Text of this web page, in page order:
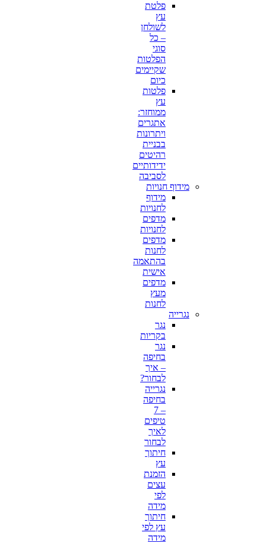
פלטת
עץ
לשולחן
– כל
סוגי
הפלטות
שקיימים
כיום
פלטות
עץ
ממוחזר:
אתגרים
ויתרונות
בבניית
רהיטים
ידידותיים
לסביבה
מידוף חנויות
מידוף
לחנויות
מדפים
לחנויות
מדפים
לחנות
בהתאמה
אישית
מדפים
מעץ
לחנות
נגרייה
נגר
בקריות
נגר
בחיפה
– איך
לבחור?
נגרייה
בחיפה
– 7
טיפים
לאיך
לבחור
חיתוך
עץ
הזמנת
עצים
לפי
מידה
חיתוך
עץ לפי
מידה